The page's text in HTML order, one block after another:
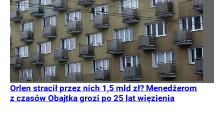
Orlen stracił przez nich 1,5 mld zł? Menedżerom
z czasów Obajtka grozi po 25 lat więzienia